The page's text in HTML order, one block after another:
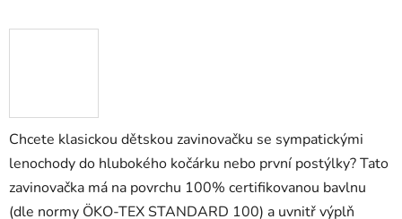
Chcete klasickou dětskou zavinovačku se sympatickými
lenochody do hlubokého kočárku nebo první postýlky? Tato
zavinovačka má na povrchu 100% certifikovanou bavlnu
(dle normy ÖKO-TEX STANDARD 100) a uvnitř výplň